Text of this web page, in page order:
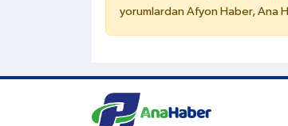
yorumlardan Afyon Haber, Ana